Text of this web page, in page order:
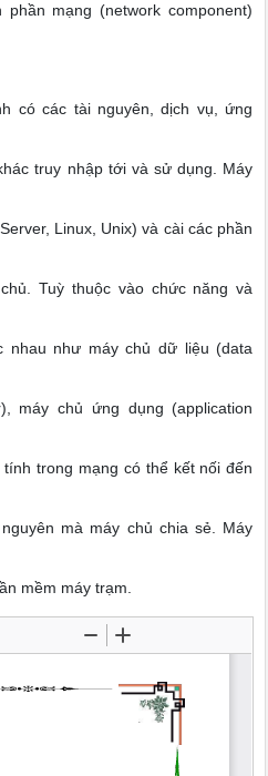
mạng (network component)
có các tài nguyên, dịch vụ, ứng
truy nhập tới và sử dụng. Máy
Linux, Unix) và cài các phần
Tuỳ thuộc vào chức năng và
nhau như máy chủ dữ liệu (data
máy chủ ứng dụng (application
trong mạng có thể kết nối đến
mà máy chủ chia sẻ. Máy
mềm máy trạm.